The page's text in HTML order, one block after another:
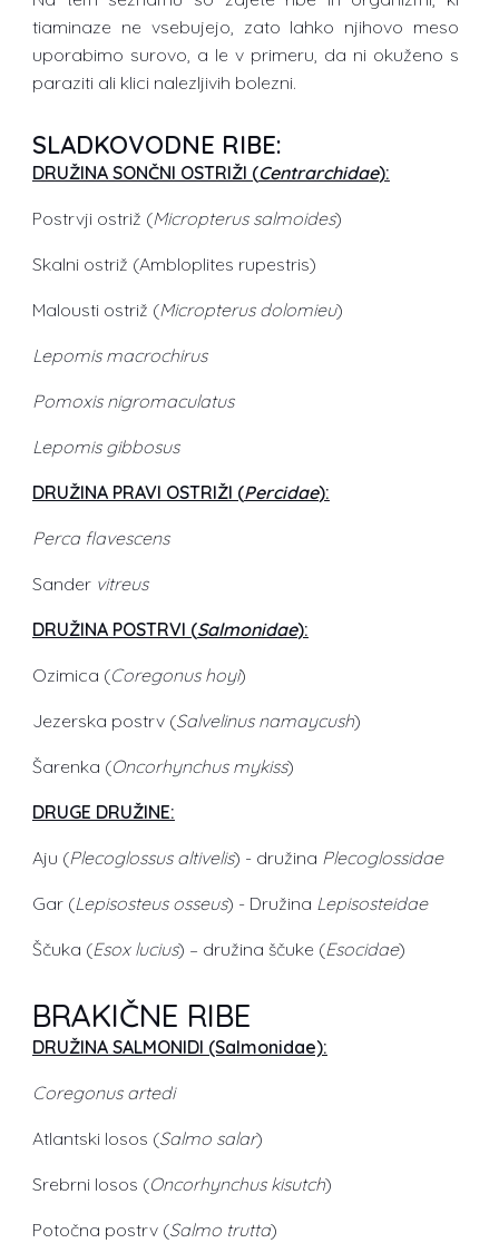
tiaminaze ne vsebujejo, zato lahko njihovo meso
uporabimo surovo, a le v primeru, da ni okuženo s
paraziti ali klici nalezljivih bolezni.
SLADKOVODNE RIBE:
DRUŽINA SONČNI OSTRIŽI (Centrarchidae):
Postrvji ostriž (Micropterus salmoides)
Skalni ostriž (Ambloplites rupestris)
Malousti ostriž (Micropterus dolomieu)
Lepomis macrochirus
Pomoxis nigromaculatus
Lepomis gibbosus
DRUŽINA PRAVI OSTRIŽI (Percidae):
Perca flavescens
Sandervitreus
DRUŽINA POSTRVI (Salmonidae):
Ozimica (Coregonus hoyi)
Jezerska postrv (Salvelinus namaycush)
Šarenka (Oncorhynchus mykiss)
DRUGE DRUŽINE:
Aju (Plecoglossus altivelis) - družina Plecoglossidae
Gar (Lepisosteus osseus) - Družina Lepisosteidae
Ščuka (Esox lucius) – družina ščuke (Esocidae)
BRAKIČNE RIBE
DRUŽINA SALMONIDI (Salmonidae):
Coregonus artedi
Atlantski losos (Salmo salar)
Srebrni losos (Oncorhynchus kisutch)
Potočna postrv (Salmo trutta)